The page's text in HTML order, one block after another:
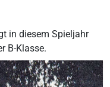
in diesem Spieljahr
B-Klasse.